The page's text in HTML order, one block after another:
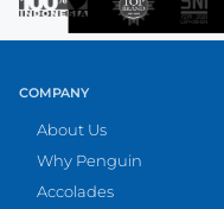
COMPANY
About Us
Why Penguin
Accolades